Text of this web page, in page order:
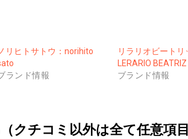
リヒトサトウ：norihito
ランド情報
リラリオビートリ
LERARIO BEATRIZ
ブランド情報
クチコミ以外は全て任意項